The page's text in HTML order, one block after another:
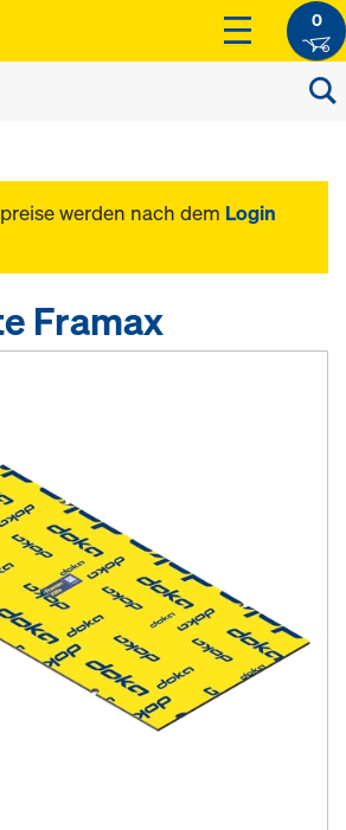
0
werden nach dem Login
Framax